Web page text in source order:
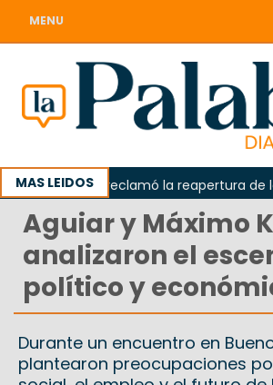
MENU
MAS LEIDOS
Odarda reclamó la reapertura de la
Aguiar y Máximo
analizaron el
político y
Durante un encuentro en
plantearon preocupaciones